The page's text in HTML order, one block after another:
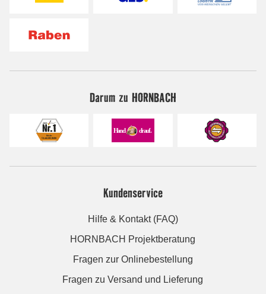
Darum zu HORNBACH
Kundenservice
Hilfe & Kontakt (FAQ)
HORNBACH Projektberatung
Fragen zur Onlinebestellung
Fragen zu Versand und Lieferung